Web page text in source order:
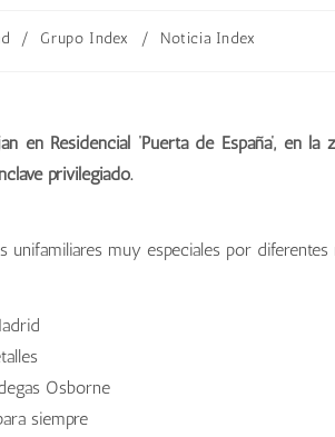
/ Grupo Index / Noticia Index
en Residencial ‘Puerta de España’, en
privilegiado.
muy especiales por diferentes
Osborne
siempre